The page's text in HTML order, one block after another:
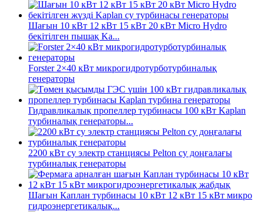
Шағын 10 кВт 12 кВт 15 кВт 20 кВт Micro Hydro
бекітілген пышақ Ka...
Forster 2×40 кВт микрогидротурботурбиналық
генераторы
Гидравликалық пропеллер турбинасы 100 кВт Kaplan
турбиналық генераторы...
2200 кВт су электр станциясы Pelton су доңғалағы
турбиналық генераторы
Шағын Каплан турбинасы 10 кВт 12 кВт 15 кВт микро
гидроэнергетикалық...